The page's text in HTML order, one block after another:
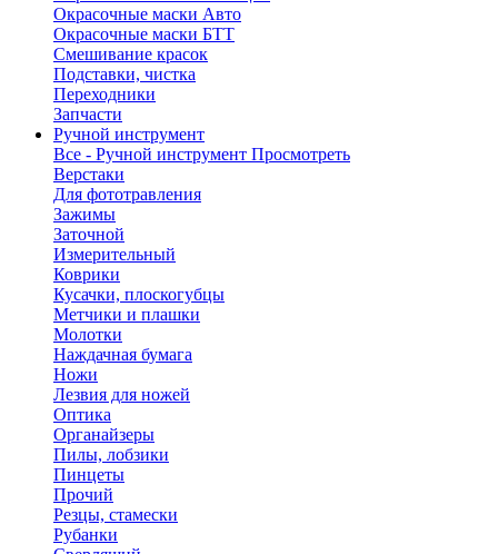
Окрасочные маски Авто
Окрасочные маски БТТ
Смешивание красок
Подставки, чистка
Переходники
Запчасти
Ручной инструмент
Все - Ручной инструмент Просмотреть
Верстаки
Для фототравления
Зажимы
Заточной
Измерительный
Коврики
Кусачки, плоскогубцы
Метчики и плашки
Молотки
Наждачная бумага
Ножи
Лезвия для ножей
Оптика
Органайзеры
Пилы, лобзики
Пинцеты
Прочий
Резцы, стамески
Рубанки